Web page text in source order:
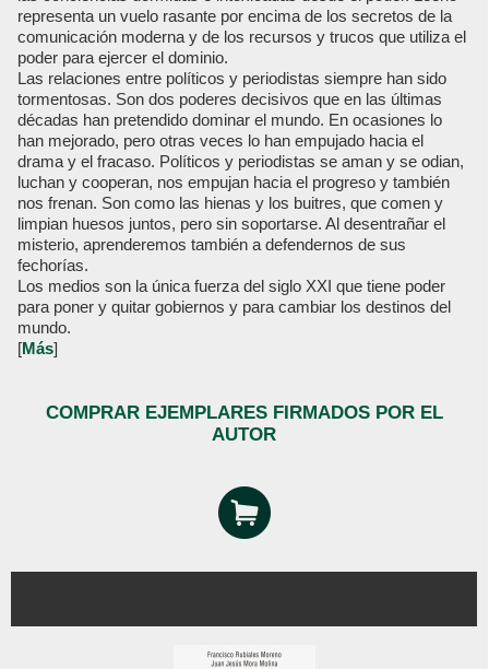
representa un vuelo rasante por encima de los secretos de la
comunicación moderna y de los recursos y trucos que utiliza el
poder para ejercer el dominio.
Las relaciones entre políticos y periodistas siempre han sido
tormentosas. Son dos poderes decisivos que en las últimas
décadas han pretendido dominar el mundo. En ocasiones lo
han mejorado, pero otras veces lo han empujado hacia el
drama y el fracaso. Políticos y periodistas se aman y se odian,
luchan y cooperan, nos empujan hacia el progreso y también
nos frenan. Son como las hienas y los buitres, que comen y
limpian huesos juntos, pero sin soportarse. Al desentrañar el
misterio, aprenderemos también a defendernos de sus
fechorías.
Los medios son la única fuerza del siglo XXI que tiene poder
para poner y quitar gobiernos y para cambiar los destinos del
mundo.
[Más]
COMPRAR EJEMPLARES FIRMADOS POR EL
AUTOR